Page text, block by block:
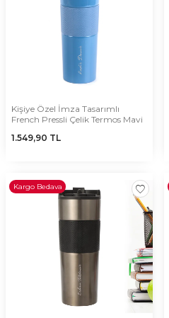
Kişiye Özel İmza Tasarımlı
French Pressli Çelik Termos Mavi
1.549,90 TL
Kargo Bedava